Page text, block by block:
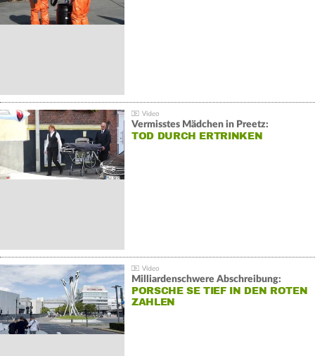
Vermisstes Mädchen in Preetz:
TOD DURCH ERTRINKEN
Milliardenschwere Abschreibung:
PORSCHE SE TIEF IN DEN ROTEN
ZAHLEN